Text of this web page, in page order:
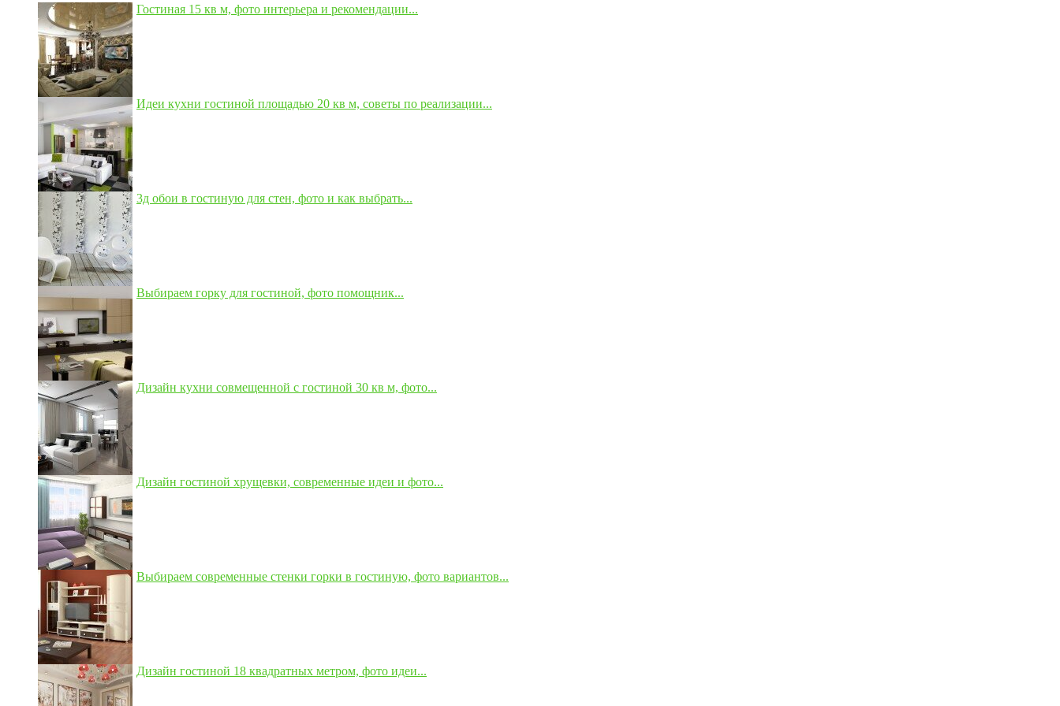
Гостиная 15 кв м, фото интерьера и рекомендации...
Идеи кухни гостиной площадью 20 кв м, советы по реализации...
3д обои в гостиную для стен, фото и как выбрать...
Выбираем горку для гостиной, фото помощник...
Дизайн кухни совмещенной с гостиной 30 кв м, фото...
Дизайн гостиной хрущевки, современные идеи и фото...
Выбираем современные стенки горки в гостиную, фото вариантов...
Дизайн гостиной 18 квадратных метром, фото идеи...